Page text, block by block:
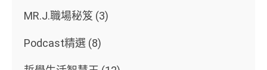
MR.J.職場秘笈 (3)
Podcast精選 (8)